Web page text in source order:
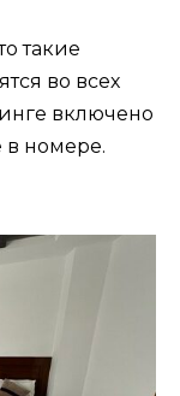
такие
во всех
включено
в номере.